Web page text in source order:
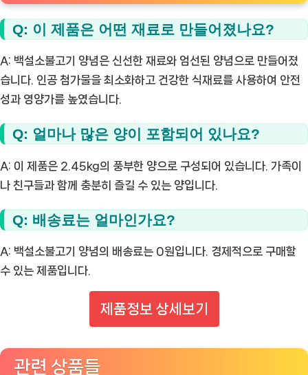
Q: 이 제품은 어떤 재료로 만들어졌나요?
A: 백설소불고기 양념은 신선한 재료와 엄선된 양념으로 만들어졌
습니다. 인공 첨가물을 최소화하고 건강한 식재료를 사용하여 안전
성과 영양가를 높였습니다.
Q: 얼마나 많은 양이 포함되어 있나요?
A: 이 제품은 2.45kg의 풍부한 양으로 구성되어 있습니다. 가족이
나 친구들과 함께 충분히 즐길 수 있는 양입니다.
Q: 배송료는 얼마인가요?
A: 백설소불고기 양념의 배송료는 0원입니다. 경제적으로 구매할
수 있는 제품입니다.
제품정보 상세보기
관련 상품들